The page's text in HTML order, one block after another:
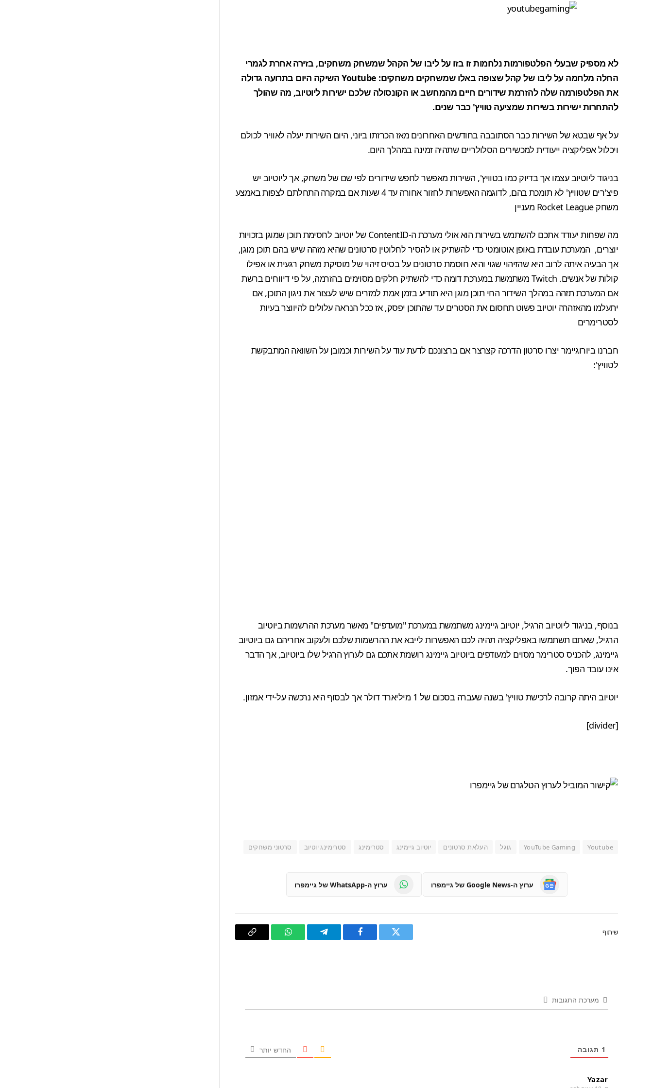
לא מספיק שבעלי הפלטפורמות נלחמות זו בזו על ליבו של הקהל שמשחק משחקים, בזירה אחרת לגמרי
החלה מלחמה על ליבו של קהל שצופה באלו שמשחקים משחקים: Youtube השיקה היום בתרועה גדולה
את הפלטפורמה שלה להזרמת שידורים חיים מהמחשב או הקונסולה שלכם ישירות ליוטיוב, מה שהולך
להתחרות ישירות בשירות שמציעה טוויץ' כבר שנים.
על אף שבטא של השירות כבר הסתובבה בחודשים האחרונים מאז הכרזתו ביוני, היום השירות יעלה לאוויר לכולם
ויכלול אפליקציה ייעודית למכשירים הסלולריים שתהיה זמינה במהלך היום.
בניגוד ליוטיוב עצמו אך בדיוק כמו בטוויץ', השירות מאפשר לחפש שידורים לפי שם של משחק, אך ליוטיוב יש
פיצ'רים שטוויץ' לא תומכת בהם, לדוגמה האפשרות לחזור אחורה עד 4 שעות אם במקרה התחלתם לצפות באמצע
משחק Rocket League מעניין
מה שפחות יעודד אתכם להשתמש בשירות הוא אולי מערכת ה-ContentID של יוטיוב לחסימת תוכן שמוגן בזכויות
יוצרים, המערכת עובדת באופן אוטומטי כדי להשתיק או להסיר לחלוטין סרטונים שהיא מזהה שיש בהם תוכן מוגן,
אך הבעיה איתה לרוב היא שהזיהוי שגוי והיא חוסמת סרטונים על בסיס זיהוי של מוסיקת משחק רגעית או אפילו
קולות של אנשים. Twitch משתמשת במערכת דומה כדי להשתיק חלקים מסוימים בהזרמה, על פי דיווחים ברשת
אם המערכת תזהה במהלך השידור החי תוכן מוגן היא תודיע בזמן אמת למזרים שיש לעצור את ניגון התוכן, אם
יתעלמו מהאזהרה יוטיוב פשוט תחסום את הסטרים עד שהתוכן יפסק, אז ככל הנראה עלולים להיווצר בעיות
לסטרימרים
חברנו ביורוגיימר יצרו סרטון הדרכה קצרצר אם ברצונכם לדעת עוד על השירות וכמובן על השוואה המתבקשת
לטוויץ':
בנוסף, בניגוד ליוטיוב הרגיל, יוטיוב גיימינג משתמשת במערכת "מועדפים" מאשר מערכת ההרשמות ביוטיוב
הרגיל, שאתם תשתמשו באפליקציה תהיה לכם האפשרות לייבא את ההרשמות שלכם ולעקוב אחריהם גם ביוטיוב
גיימינג, להכניס סטרימר מסוים למעודפים ביוטיוב גיימינג רושמת אתכם גם לערוץ הרגיל שלו ביוטיוב, אך הדבר
אינו עובד הפוך.
יוטיוב היתה קרובה לרכישת טוויץ' בשנה שעברה בסכום של 1 מיליארד דולר אך לבסוף היא נרכשה על-ידי אמזון.
[divider]
Youtube
YouTube Gaming גוגל העלאת סרטונים יוטיוב גיימינג סטרימינג סטרימינג יוטיוב סרטוני משחקים
ערוץ ה-Google News של גיימפרו ערוץ ה-WhatsApp של גיימפרו
שיתוף
טוויטר
פייסבוק Telegram
WhatsAppהעתק
מערכת התגובות
1 תגובה החדש יותר
Yazar